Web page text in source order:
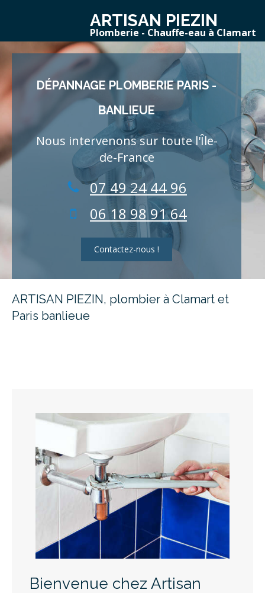
ARTISAN PIEZIN
Plomberie - Chauffe-eau à Clamart
DÉPANNAGE PLOMBERIE PARIS -
BANLIEUE
Nous intervenons sur toute l'Île-
de-France
07 49 24 44 96
06 18 98 91 64
Contactez-nous !
ARTISAN PIEZIN, plombier à Clamart et
Paris banlieue
Bienvenue chez Artisan